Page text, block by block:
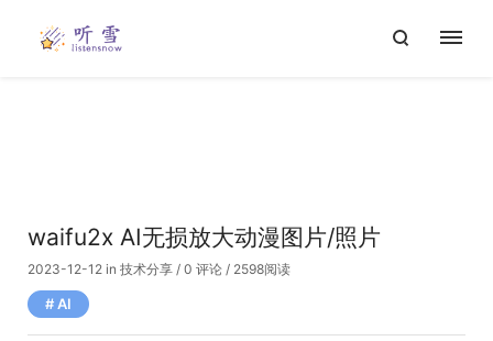
waifu2x AI无损放大动漫图片/照片
2023-12-12 in 技术分享 / 0 评论 / 2598阅读
AI